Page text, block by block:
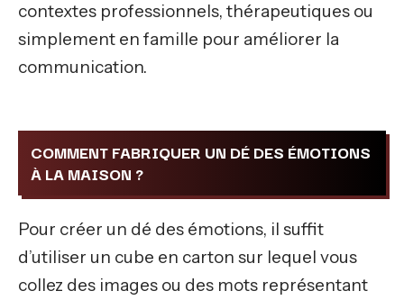
contextes professionnels, thérapeutiques ou
simplement en famille pour améliorer la
communication.
COMMENT FABRIQUER UN DÉ DES ÉMOTIONS
À LA MAISON ?
Pour créer un dé des émotions, il suffit
d’utiliser un cube en carton sur lequel vous
collez des images ou des mots représentant